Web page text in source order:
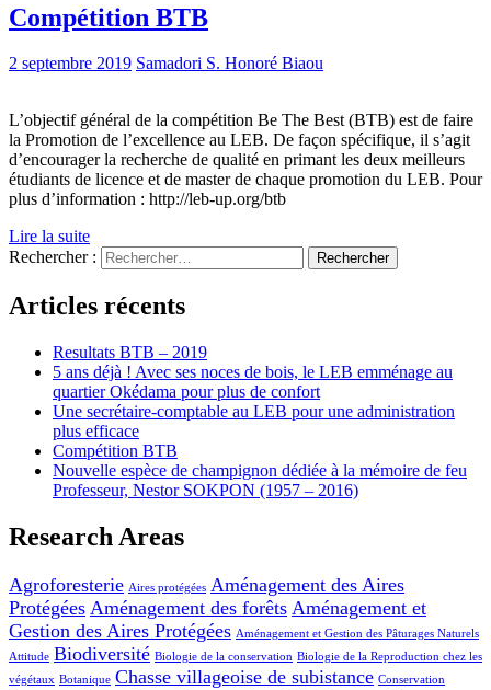
Compétition BTB
2 septembre 2019 Samadori S. Honoré Biaou
L’objectif général de la compétition Be The Best (BTB) est de faire
la Promotion de l’excellence au LEB. De façon spécifique, il s’agit
d’encourager la recherche de qualité en primant les deux meilleurs
étudiants de licence et de master de chaque promotion du LEB. Pour
plus d’information : http://leb-up.org/btb
Lire la suite
Rechercher :
Articles récents
Resultats BTB – 2019
5 ans déjà ! Avec ses noces de bois, le LEB emménage au
quartier Okédama pour plus de confort
Une secrétaire-comptable au LEB pour une administration
plus efficace
Compétition BTB
Nouvelle espèce de champignon dédiée à la mémoire de feu
Professeur, Nestor SOKPON (1957 – 2016)
Research Areas
Agroforesterie Aires protégées Aménagement des Aires
Protégées Aménagement des forêts Aménagement et
Gestion des Aires Protégées Aménagement et Gestion des Pâturages Naturels
Attitude Biodiversité Biologie de la conservation Biologie de la Reproduction chez les
végétaux Botanique Chasse villageoise de subistance Conservation